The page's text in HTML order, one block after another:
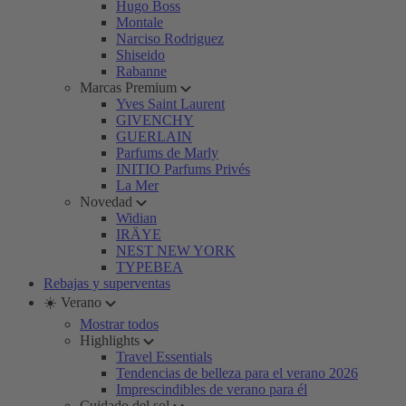
Hugo Boss
Montale
Narciso Rodriguez
Shiseido
Rabanne
Marcas Premium
Yves Saint Laurent
GIVENCHY
GUERLAIN
Parfums de Marly
INITIO Parfums Privés
La Mer
Novedad
Widian
IRÄYE
NEST NEW YORK
TYPEBEA
Rebajas y superventas
☀️ Verano
Mostrar todos
Highlights
Travel Essentials
Tendencias de belleza para el verano 2026
Imprescindibles de verano para él